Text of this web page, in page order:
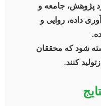
پژوهش، جامعه و
داده، روایی و
شود که محققان
کنند.